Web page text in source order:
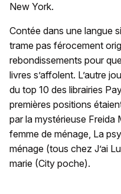
New York.
Contée dans une langue
trame pas férocement
rebondissements pour
livres s’affolent. L’autre
du top 10 des librairies
premières positions
par la mystérieuse Freida
femme de ménage, La
ménage (tous chez J’ai
marie (City poche).